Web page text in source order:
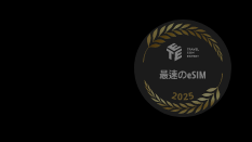
トラブルシューティング
ヘルプセンター
お問い合わせ先